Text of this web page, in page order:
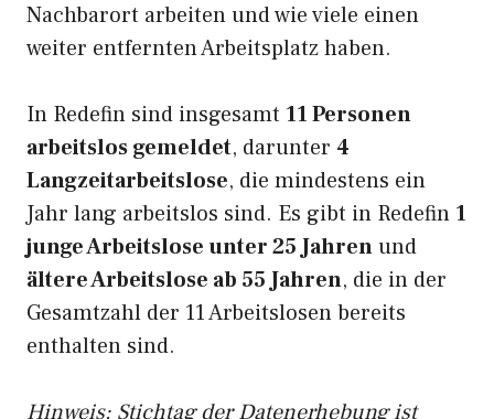
Nachbarort arbeiten und wie viele einen
weiter entfernten Arbeitsplatz haben.
In Redefin sind insgesamt 11 Personen
arbeitslos gemeldet, darunter 4
Langzeitarbeitslose, die mindestens ein
Jahr lang arbeitslos sind. Es gibt in Redefin 1
junge Arbeitslose unter 25 Jahrenund
ältere Arbeitslose ab 55 Jahren, die in der
Gesamtzahl der 11 Arbeitslosen bereits
enthalten sind.
Hinweis: Stichtag der Datenerhebung ist